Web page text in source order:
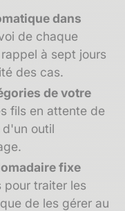
dans
de chaque
à sept jours
des cas.
de votre
fils en attente de
d'un outil
fixe
traiter les
de les gérer au